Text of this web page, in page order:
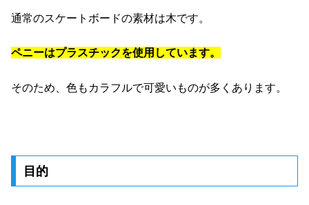
通常のスケートボードの素材は木です。
ペニーはプラスチックを使用しています。
そのため、色もカラフルで可愛いものが多くあります。
目的